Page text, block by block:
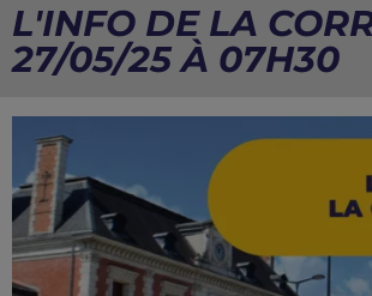
L'INFO DE LA
27/05/25 À 07H30